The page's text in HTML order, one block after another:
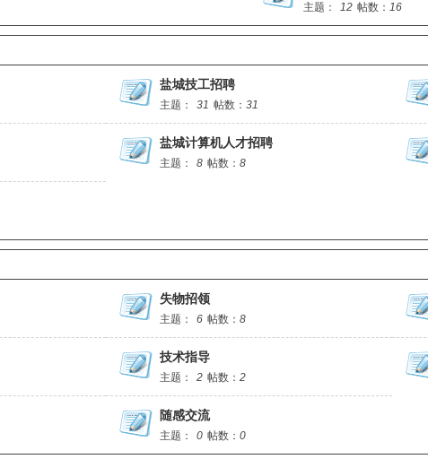
主题： 12 帖数： 16
盐城技工招聘
主题： 31 帖数： 31
盐城计算机人才招聘
主题： 8 帖数： 8
失物招领
主题： 6 帖数： 8
技术指导
主题： 2 帖数： 2
随感交流
主题： 0 帖数： 0